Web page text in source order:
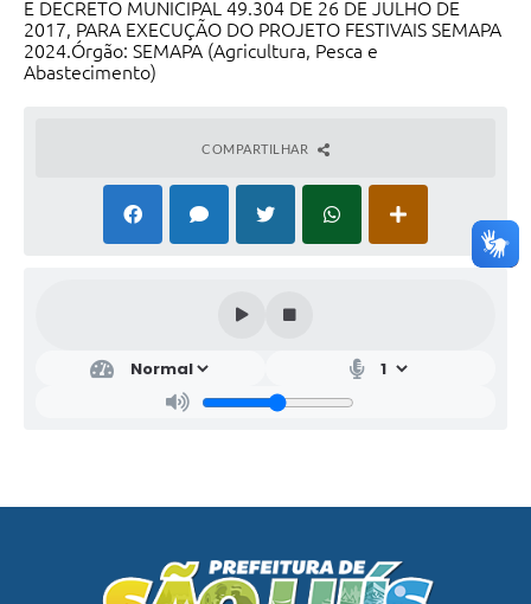
E DECRETO MUNICIPAL 49.304 DE 26 DE JULHO DE
2017, PARA EXECUÇÃO DO PROJETO FESTIVAIS SEMAPA
2024.Órgão: SEMAPA (Agricultura, Pesca e
Abastecimento)
COMPARTILHAR